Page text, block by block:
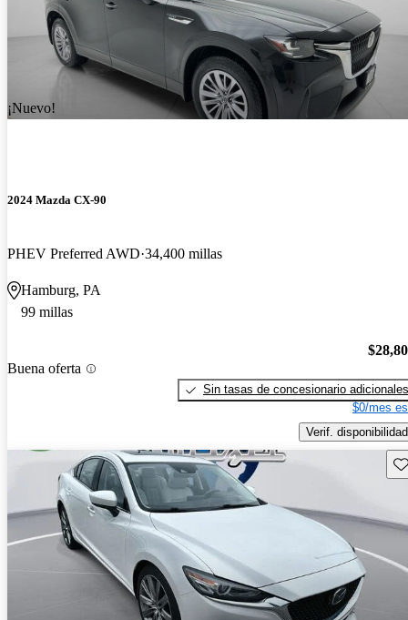
¡Nuevo!
2024 Mazda CX-90
PHEV Preferred AWD 34,400 millas
Hamburg, PA
99 millas
Buena oferta
Sin tasas de concesionario adicionales
$0/mes
Verif. disponibilidad